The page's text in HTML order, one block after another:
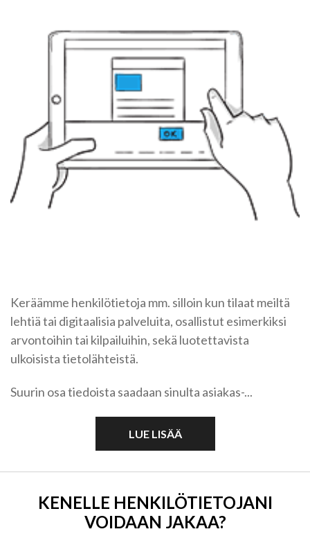
Keräämme henkilötietoja mm. silloin kun tilaat meiltä
lehtiä tai digitaalisia palveluita, osallistut esimerkiksi
arvontoihin tai kilpailuihin, sekä luotettavista
ulkoisista tietolähteistä.
Suurin osa tiedoista saadaan sinulta asiakas-...
LUE LISÄÄ
KENELLE HENKILÖ­TIETOJANI
VOIDAAN JAKAA?